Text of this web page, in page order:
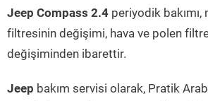
Jeep Compass 2.4 periyodik bakımı,
filtresinin değişimi, hava ve polen
değişiminden ibarettir.
Jeep bakım servisi olarak, Pratik